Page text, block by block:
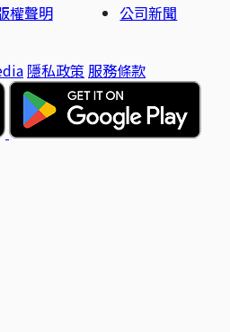
權聲明
公司新聞
隱私政策 服務條款